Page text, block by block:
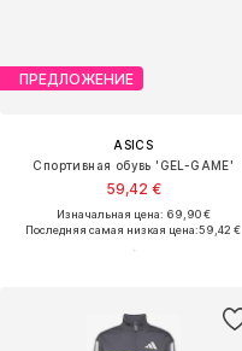
ПРЕДЛОЖЕНИЕ
ASICS
Спортивная обувь 'GEL-GAME'
59,42 €
Изначальная цена: 69,90 €
Последняя самая низкая цена:59,42 €